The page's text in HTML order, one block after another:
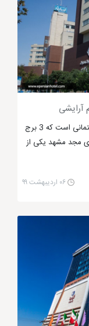
آرایشی
مجتمع تجاری مجد مشهد در اصل یک گروه ساختمانی است که 3 برج
مجد مشهد یکی از
۰۶ اردیبهشت ۹۹